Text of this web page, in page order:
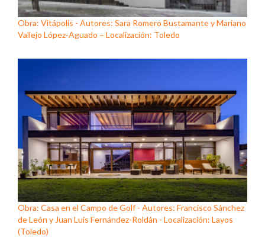
Obra: Vitápolis - Autores: Sara Romero Bustamante y Mariano
Vallejo López-Aguado – Localización: Toledo
Obra: Casa en el Campo de Golf - Autores: Francisco Sánchez
de León y Juan Luis Fernández-Roldán - Localización: Layos
(Toledo)